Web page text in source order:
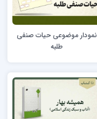
نمودار موضوعی حیات صنفی
طلبه